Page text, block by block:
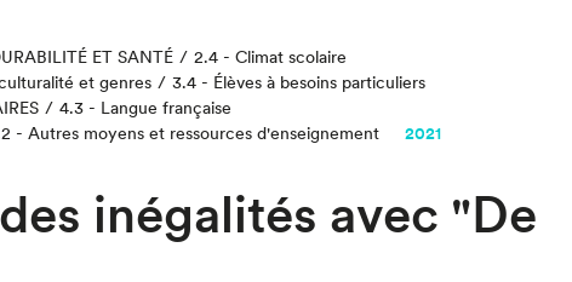
ET SANTÉ
2.4 - Climat scolaire
et genres
3.4 - Élèves à besoins particuliers
4.3 - Langue française
- Autres moyens et ressources d'enseignement 2021
inégalités avec "De